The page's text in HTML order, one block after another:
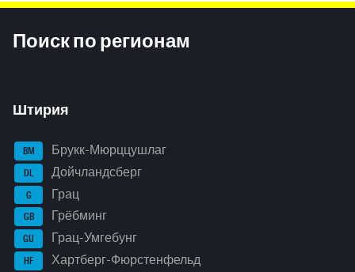
Поиск по регионам
Штирия
BM Брукк-Мюрццушлаг
DL Дойчландсберг
G Грац
GB Грёбминг
GU Грац-Умгебунг
HF Хартберг-Фюрстенфельд